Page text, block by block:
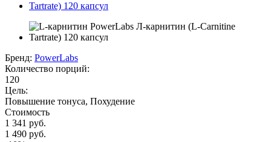
Бренд: PowerLabs
Количество порций:
120
Цель:
Повышение тонуса, Похудение
Стоимость
1 341 руб.
1 490 руб.